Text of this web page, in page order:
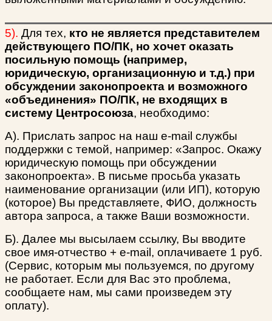
5). Для тех, кто не является представителем
действующего ПО/ПК, но хочет оказать
посильную помощь (например,
юридическую, организационную и т.д.) при
обсуждении законопроекта и возможного
«объединения» ПО/ПК, не входящих в
систему Центросоюза, необходимо:
А). Прислать запрос на наш e-mail службы
поддержки с темой, например: «Запрос. Окажу
юридическую помощь при обсуждении
законопроекта». В письме просьба указать
наименование организации (или ИП), которую
(которое) Вы представляете, ФИО, должность
автора запроса, а также Ваши возможности.
Б). Далее мы высылаем ссылку, Вы вводите
свое имя-отчество + e-mail, оплачиваете 1 руб.
(Сервис, которым мы пользуемся, по другому
не работает. Если для Вас это проблема,
сообщаете нам, мы сами произведем эту
оплату).